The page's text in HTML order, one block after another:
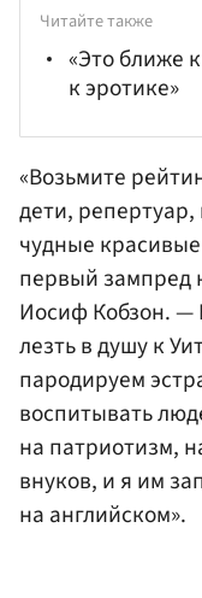
Читайте также
«Это ближе
к эротике»
«Возьмите
дети,
чудные
первый зампред
ИосифКобзон. —
лезть в душу к
пародируем
воспитывать
на патриотизм,
внуков, и я им
на английском».